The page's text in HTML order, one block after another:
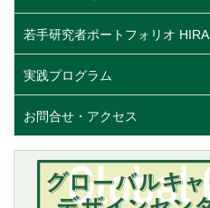
若手研究者ポートフォリオ
実践プログラム
お問合せ・アクセス